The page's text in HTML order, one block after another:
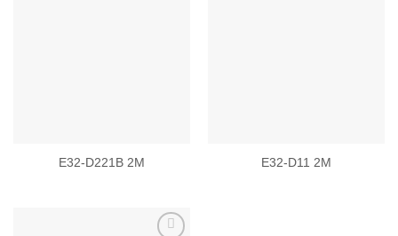
E32-D221B 2M E32-D11 2M